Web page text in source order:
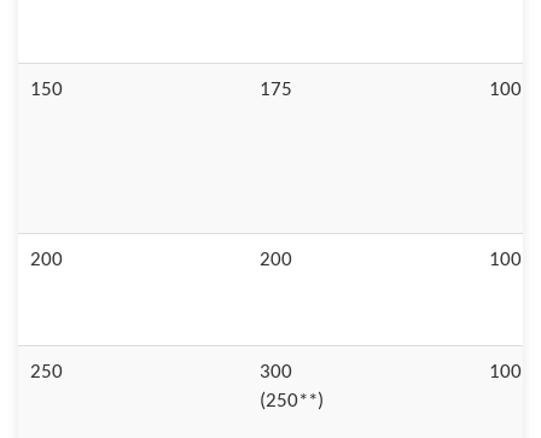
150 175 100
200 200 100
250
300
(250**)
100